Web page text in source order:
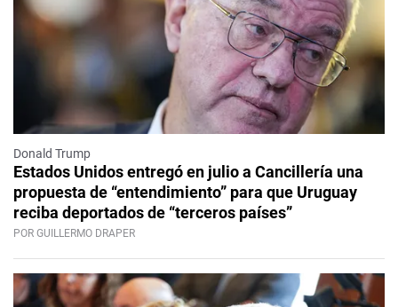
Donald Trump
Estados Unidos entregó en julio a Cancillería una
propuesta de “entendimiento” para que Uruguay
reciba deportados de “terceros países”
POR GUILLERMO DRAPER